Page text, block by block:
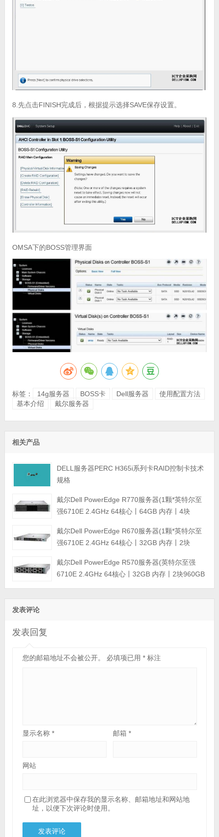
8.先点击FINISH完成后，根据提示选择SAVE保存设置。
OMSA下的BOSS管理界面
标签： 14g服务器 BOSS卡 Dell服务器
使用配置方法
基本介绍
戴尔服务器
相关产品
DELL服务器PERC H365i系列卡RAID控制卡技术
规格
戴尔Dell PowerEdge R770服务器(1颗*英特尔至
强6710E 2.4GHz 64核心丨64GB 内存丨4块
800W双电源丨三年保修)戴尔Dell PowerEdge R670服务器(1颗*英特尔至
强6710E 2.4GHz 64核心丨32GB 内存丨2块
800W双电源丨三年保修)戴尔Dell PowerEdge R570服务器(英特尔至强
6710E 2.4GHz 64核心丨32GB 内存丨2块960GB
发表评论
发表回复
您的邮箱地址不会被公开。 必填项已用 *标注
显示名称 * 邮箱*
网站
在此浏览器中保存我的显示名称、邮箱地址和网站地
址，以便下次评论时使用。